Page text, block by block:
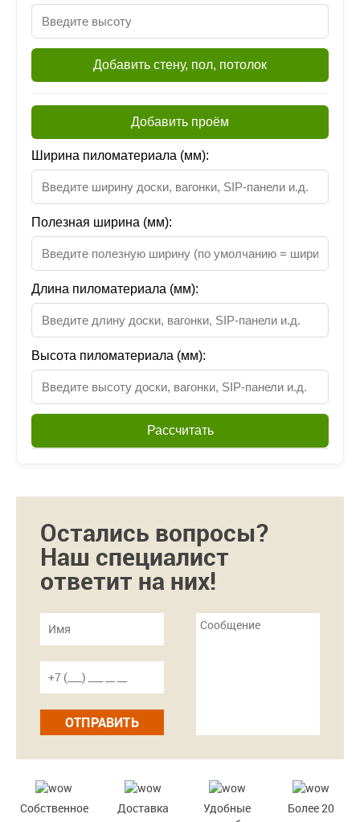
Добавить стену, пол, потолок
Добавить проём
Ширина пиломатериала (мм):
Полезная ширина (мм):
Длина пиломатериала (мм):
Высота пиломатериала (мм):
Рассчитать
Остались вопросы?
Наш специалист
ответит на них!
ОТПРАВИТЬ
Собственное
Доставка
Удобные
Более 20